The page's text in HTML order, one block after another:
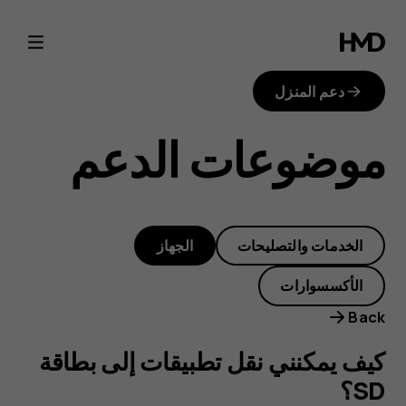
كيف
يمكنني
نقل
تطبيقات
إلى
بطاقة
SD؟
دعم المنزل
موضوعات الدعم
الخدمات والتصليحات الجهاز
الأكسسوارات
Back
كيف يمكنني نقل تطبيقات إلى بطاقة
SD؟